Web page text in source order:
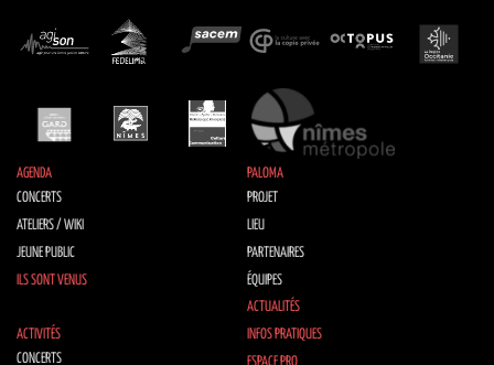
AGENDA
CONCERTS
ATELIERS / WIKI
JEUNE PUBLIC
ILS SONT VENUS
PALOMA
PROJET
LIEU
PARTENAIRES
ÉQUIPES
ACTUALITÉS
ACTIVITÉS
CONCERTS
INFOS PRATIQUES
ESPACE PRO